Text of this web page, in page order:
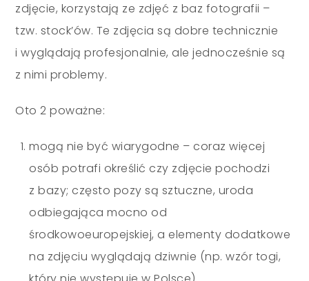
zdjęcie, korzystają ze zdjęć z baz fotografii –
tzw. stock’ów. Te zdjęcia są dobre technicznie
i wyglądają profesjonalnie, ale jednocześnie są
z nimi problemy.
Oto 2 poważne:
mogą nie być wiarygodne – coraz więcej
osób potrafi określić czy zdjęcie pochodzi
z bazy; często pozy są sztuczne, uroda
odbiegająca mocno od
środkowoeuropejskiej, a elementy dodatkowe
na zdjęciu wyglądają dziwnie (np. wzór togi,